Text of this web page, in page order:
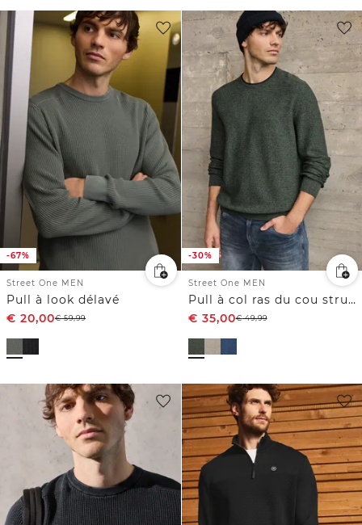
-67%
Street One MEN
Pull à look délavé
€ 20,00€59,99
-30%
Street One MEN
Pull à col ras du cou structuré
€ 35,00€49,99